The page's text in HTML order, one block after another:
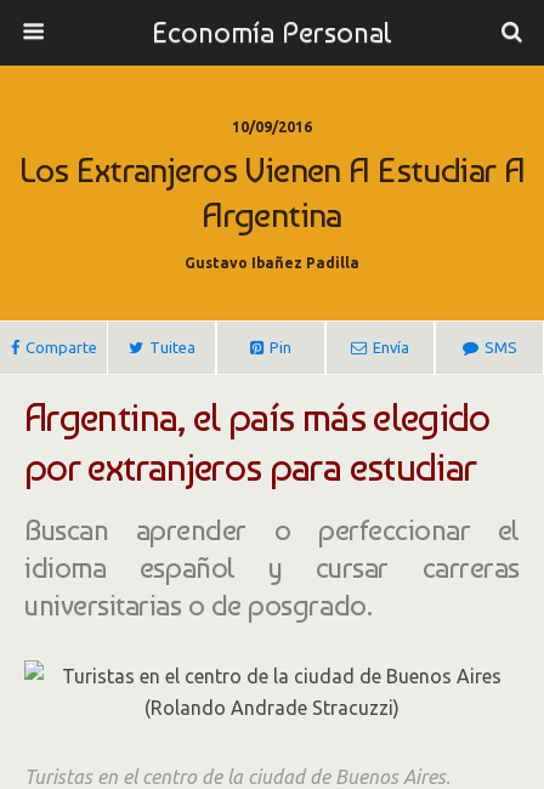
Economía Personal
10/09/2016
Los Extranjeros Vienen A Estudiar A
Argentina
Gustavo Ibañez Padilla
Comparte Tuitea Pin Envía SMS
Argentina, el país más elegido
por extranjeros para estudiar
Buscan aprender o perfeccionar el
idioma español y cursar carreras
universitarias o de posgrado.
Turistas en el centro de la ciudad de Buenos Aires.